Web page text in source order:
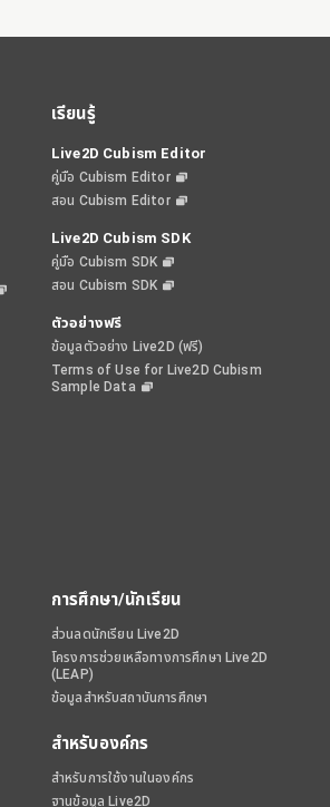
เรียนรู้
Live2D Cubism Editor
คู่มือ Cubism Editor
สอน Cubism Editor
Live2D Cubism SDK
คู่มือ Cubism SDK
สอน Cubism SDK
ตัวอย่างฟรี
ข้อมูลตัวอย่าง Live2D (ฟรี)
Terms of Use for Live2D Cubism
Sample Data
การศึกษา/นักเรียน
ส่วนลดนักเรียน Live2D
โครงการช่วยเหลือทางการศึกษา Live2D
(LEAP)
ข้อมูลสำหรับสถาบันการศึกษา
สำหรับองค์กร
สำหรับการใช้งานในองค์กร
ฐานข้อมูล Live2D